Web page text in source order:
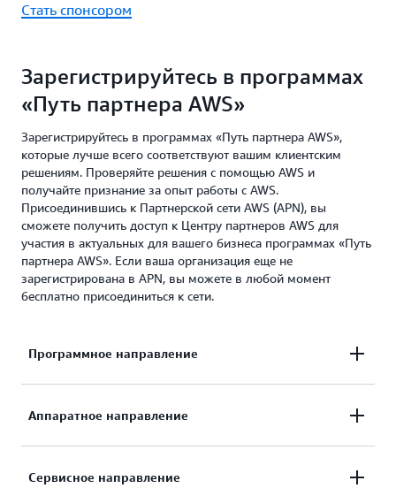
Стать спонсором
Зарегистрируйтесь в программах
«Путь партнера AWS»
Зарегистрируйтесь в программах «Путь партнера AWS»,
которые лучше всего соответствуют вашим клиентским
решениям. Проверяйте решения с помощью AWS и
получайте признание за опыт работы с AWS.
Присоединившись к Партнерской сети AWS (APN), вы
сможете получить доступ к Центру партнеров AWS для
участия в актуальных для вашего бизнеса программах «Путь
партнера AWS». Если ваша организация еще не
зарегистрирована в APN, вы можете в любой момент
бесплатно присоединиться к сети.
Программное направление
Организации, разрабатывающие программное
его с помощьюБазовой технической проверки
Аппаратное направление
Организации, которые разрабатывают
Сервисное направление